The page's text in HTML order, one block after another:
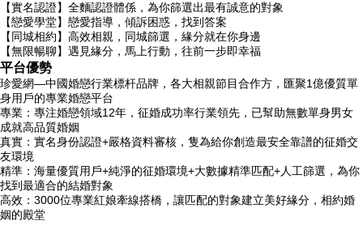
【實名認證】全麵認證體係，為你篩選出最有誠意的對象
【戀愛學堂】戀愛指導，傾訴困惑，找到答案
【同城相約】高效相親，同城篩選，緣分就在你身邊
【無限暢聊】遇見緣分，馬上行動，往前一步即幸福
平台優勢
珍愛網—中國婚戀行業標杆品牌，各大相親節目合作方，匯聚1億優質單
身用戶的專業婚戀平台
專業：專注婚戀領域12年，征婚成功率行業領先，已幫助無數單身男女
成就高品質婚姻
真實：實名身份認證+嚴格資料審核，隻為給你創造最安全靠譜的征婚交
友環境
精準：海量優質用戶+純淨的征婚環境+大數據精準匹配+人工篩選，為你
找到最適合的結婚對象
高效：3000位專業紅娘牽線搭橋，讓匹配的對象建立美好緣分，相約婚
姻的殿堂